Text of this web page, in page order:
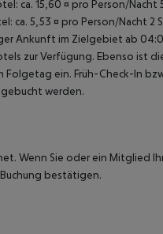
ca. 15,60 ¤ pro Person/Nacht
ca. 5,53 ¤ pro Person/Nacht 2
Ankunft im Zielgebiet ab
zur Verfügung. Ebenso ist
Folgetag ein. Früh-Check-In
werden.
Wenn Sie oder ein Mitglied
bestätigen.